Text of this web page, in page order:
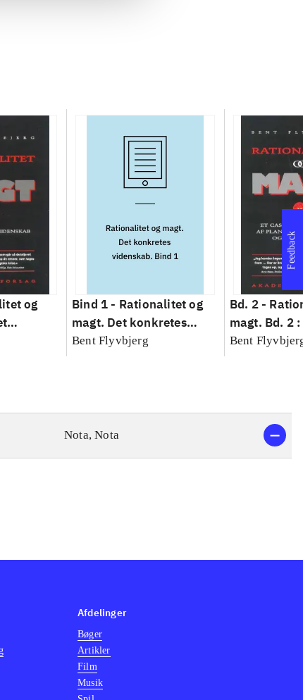
og
Bind 1 - Rationalitet og
magt. Det konkretes
videnskab. Bind 1
Bent Flyvbjerg
Bd. 2 -
magt. Bd. 2
baseret
Bent
Nota, Nota
Feedback
Afdelinger
Bøger
Artikler
Film
Musik